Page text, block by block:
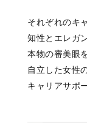
それぞれのキ
知性とエレガ
本物の審美眼
自立した女性
キャリアサポ